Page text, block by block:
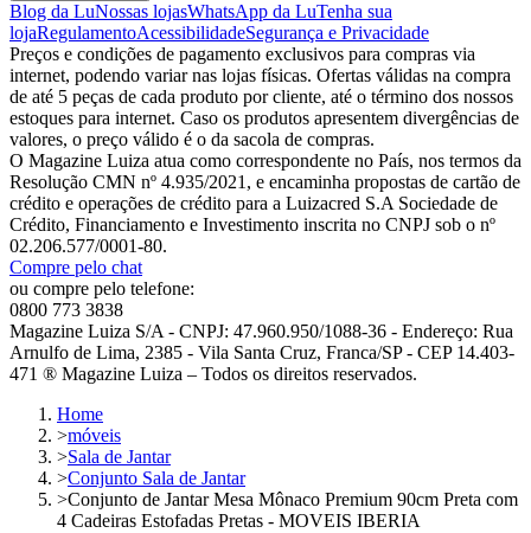
Blog da LuNossas lojasWhatsApp da LuTenha sua
lojaRegulamentoAcessibilidadeSegurança e Privacidade
Preços e condições de pagamento exclusivos para compras via
internet, podendo variar nas lojas físicas. Ofertas válidas na compra
de até 5 peças de cada produto por cliente, até o término dos nossos
estoques para internet. Caso os produtos apresentem divergências de
valores, o preço válido é o da sacola de compras.
O Magazine Luiza atua como correspondente no País, nos termos da
Resolução CMN nº 4.935/2021, e encaminha propostas de cartão de
crédito e operações de crédito para a Luizacred S.A Sociedade de
Crédito, Financiamento e Investimento inscrita no CNPJ sob o nº
02.206.577/0001-80.
Compre pelo chat
ou compre pelo telefone:
0800 773 3838
Magazine Luiza S/A - CNPJ: 47.960.950/1088-36 - Endereço: Rua
Arnulfo de Lima, 2385 - Vila Santa Cruz, Franca/SP - CEP 14.403-
471 ® Magazine Luiza – Todos os direitos reservados.
Home
>móveis
>Sala de Jantar
>Conjunto Sala de Jantar
>Conjunto de Jantar Mesa Mônaco Premium 90cm Preta com
4 Cadeiras Estofadas Pretas - MOVEIS IBERIA